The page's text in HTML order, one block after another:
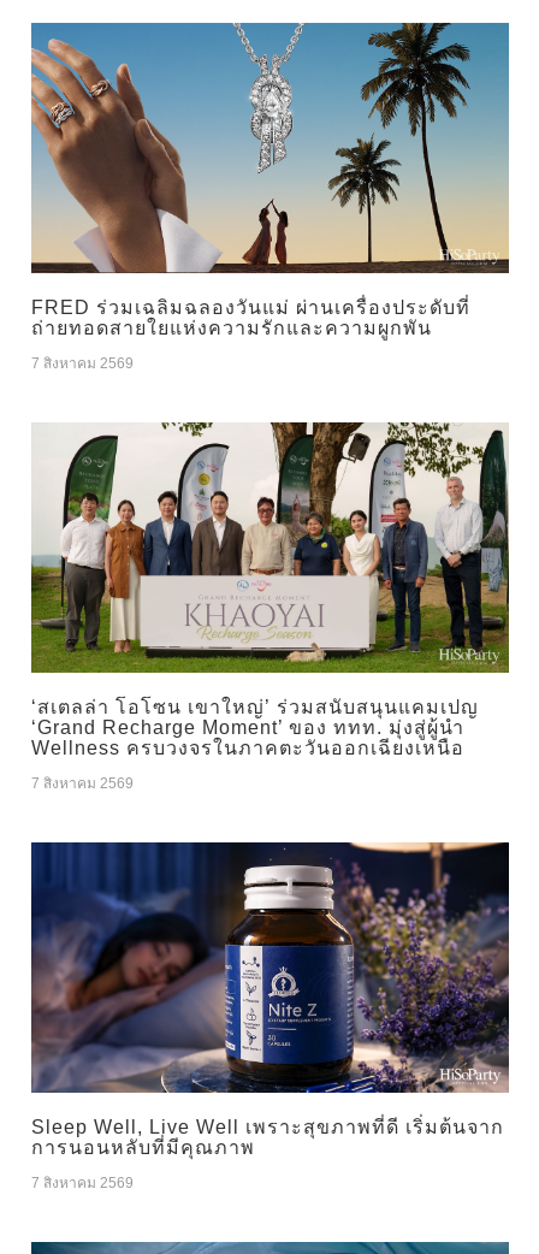
FRED ร่วมเฉลิมฉลองวันแม่ ผ่านเครื่องประดับที่
ถ่ายทอดสายใยแห่งความรักและความผูกพัน
7 สิงหาคม 2569
‘สเตลล่า โอโซน เขาใหญ่’ ร่วมสนับสนุนแคมเปญ
‘Grand Recharge Moment’ ของ ททท. มุ่งสู่ผู้นำ
Wellness ครบวงจรในภาคตะวันออกเฉียงเหนือ
7 สิงหาคม 2569
Sleep Well, Live Well เพราะสุขภาพที่ดี เริ่มต้นจาก
การนอนหลับที่มีคุณภาพ
7 สิงหาคม 2569